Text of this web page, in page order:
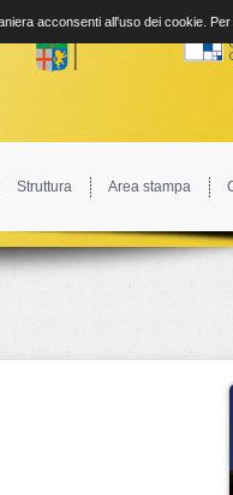
Struttura Area stampa
acconsenti all'uso dei cookie.